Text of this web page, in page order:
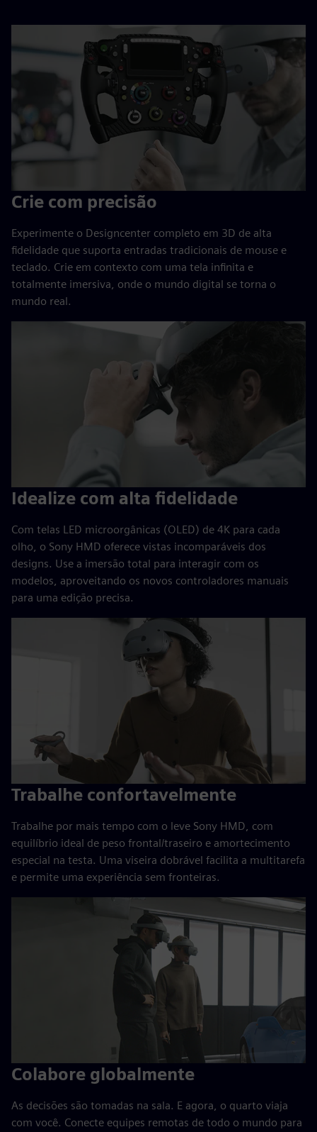
Crie com precisão
Experimente o Designcenter completo em 3D de alta
fidelidade que suporta entradas tradicionais de mouse e
teclado. Crie em contexto com uma tela infinita e
totalmente imersiva, onde o mundo digital se torna o
mundo real.
Idealize com alta fidelidade
Com telas LED microorgânicas (OLED) de 4K para cada
olho, o Sony HMD oferece vistas incomparáveis dos
designs. Use a imersão total para interagir com os
modelos, aproveitando os novos controladores manuais
para uma edição precisa.
Trabalhe confortavelmente
Trabalhe por mais tempo com o leve Sony HMD, com
equilíbrio ideal de peso frontal/traseiro e amortecimento
especial na testa. Uma viseira dobrável facilita a multitarefa
e permite uma experiência sem fronteiras.
Colabore globalmente
As decisões são tomadas na sala. E agora, o quarto viaja
com você. Conecte equipes remotas de todo o mundo para